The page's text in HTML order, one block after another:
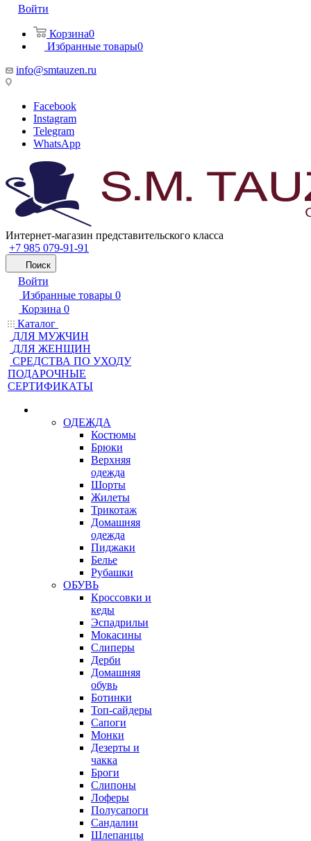
Войти
Корзина0
Избранные товары0
info@smtauzen.ru
Facebook
Instagram
Telegram
WhatsApp
Интернет-магазин представительского класса
+7 985 079-91-91
Поиск
Войти
Избранные товары 0
Корзина 0
Каталог
ДЛЯ МУЖЧИН
ДЛЯ ЖЕНЩИН
CРЕДСТВА ПО УХОДУ
ПОДАРОЧНЫЕ
СЕРТИФИКАТЫ
ОДЕЖДА
Костюмы
Брюки
Верхняя
одежда
Шорты
Жилеты
Трикотаж
Домашняя
одежда
Пиджаки
Белье
Рубашки
ОБУВЬ
Кроссовки и
кеды
Эспадрильи
Мокасины
Слиперы
Дерби
Домашняя
обувь
Ботинки
Топ-сайдеры
Сапоги
Монки
Дезерты и
чакка
Броги
Слипоны
Лоферы
Полусапоги
Сандалии
Шлепанцы